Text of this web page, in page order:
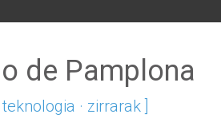
de Pamplona
teknologia · zirrarak ]